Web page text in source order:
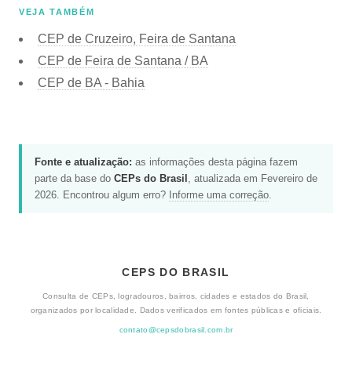
VEJA TAMBÉM
CEP de Cruzeiro, Feira de Santana
CEP de Feira de Santana / BA
CEP de BA - Bahia
Fonte e atualização: as informações desta página fazem
parte da base do CEPs do Brasil , atualizada em Fevereiro de
2026. Encontrou algum erro? Informe uma correção.
CEPS DO BRASIL
Consulta de CEPs, logradouros, bairros, cidades e estados do Brasil,
organizados por localidade. Dados verificados em fontes públicas e oficiais.
contato@cepsdobrasil.com.br